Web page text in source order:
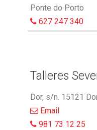
Ponte do Porto
627 247 340
Talleres
Dor, s/n. 15121
Email
981 73 12 25